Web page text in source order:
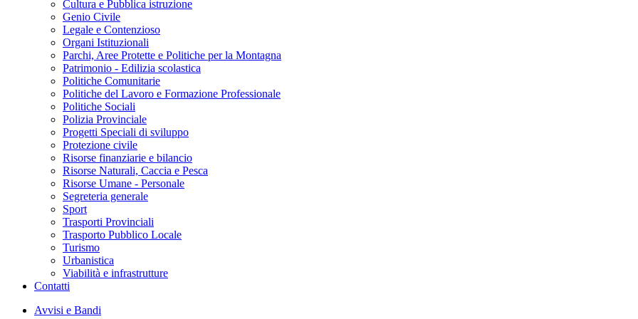
Cultura e Pubblica istruzione
Genio Civile
Legale e Contenzioso
Organi Istituzionali
Parchi, Aree Protette e Politiche per la Montagna
Patrimonio - Edilizia scolastica
Politiche Comunitarie
Politiche del Lavoro e Formazione Professionale
Politiche Sociali
Polizia Provinciale
Progetti Speciali di sviluppo
Protezione civile
Risorse finanziarie e bilancio
Risorse Naturali, Caccia e Pesca
Risorse Umane - Personale
Segreteria generale
Sport
Trasporti Provinciali
Trasporto Pubblico Locale
Turismo
Urbanistica
Viabilità e infrastrutture
Contatti
Avvisi e Bandi